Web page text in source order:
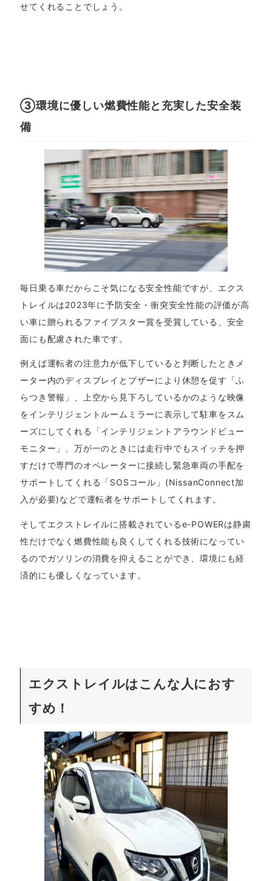
せてくれることでしょう。
③環境に優しい燃費性能と充実した安全装
備
毎日乗る車だからこそ気になる安全性能ですが、エクス
トレイルは2023年に予防安全・衝突安全性能の評価が高
い車に贈られるファイブスター賞を受賞している、安全
面にも配慮された車です。
例えば運転者の注意力が低下していると判断したときメ
ーター内のディスプレイとブザーにより休憩を促す「ふ
らつき警報」、上空から見下ろしているかのような映像
をインテリジェントルームミラーに表示して駐車をスム
ーズにしてくれる「インテリジェントアラウンドビュー
モニター」、万が一のときには走行中でもスイッチを押
すだけで専門のオペレーターに接続し緊急車両の手配を
サポートしてくれる「SOSコール」(NissanConnect加
入が必要)などで運転者をサポートしてくれます。
そしてエクストレイルに搭載されているe-POWERは静粛
性だけでなく燃費性能も良くしてくれる技術になってい
るのでガソリンの消費を抑えることができ、環境にも経
済的にも優しくなっています。
エクストレイルはこんな人におす
すめ！